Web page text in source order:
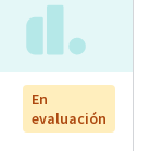
En
evaluación